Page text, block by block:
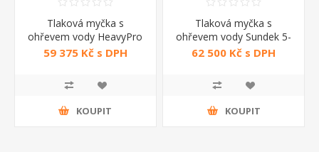
Tlaková myčka s
ohřevem vody HeavyPro
5870 Annovi Reverberi
59 375 Kč s DPH
KOUPIT
Tlaková myčka s
ohřevem vody Sundek 5-
1511 FASA
62 500 Kč s DPH
KOUPIT